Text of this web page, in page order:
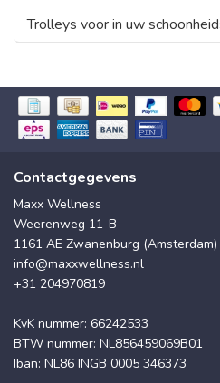
Trolleys voor in uw
Contactgegevens
Maxx Wellness
Weerenweg 11-B
1161 AE Zwanenburg (Amsterdam)
info@maxxwellness.nl
+31 204970819
KvK nummer: 66242533
BTW nummer: NL856459069B01
Iban: NL86 INGB 0005 346373